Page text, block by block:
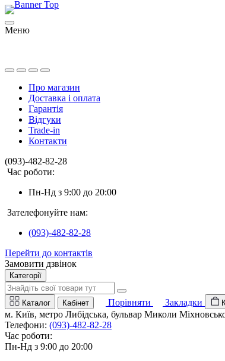
Меню
Про магазин
Доставка і оплата
Гарантія
Відгуки
Trade-in
Контакти
(093)-482-82-28
Час роботи:
Пн-Нд з 9:00 до 20:00
Зателефонуйте нам:
(093)-482-82-28
Перейти до контактів
Замовити дзвінок
Категорії
Каталог Кабінет Порівняти Закладки
м. Київ, метро Либідська, бульвар Миколи
Телефони: (093)-482-82-28
Час роботи:
Пн-Нд з 9:00 до 20:00